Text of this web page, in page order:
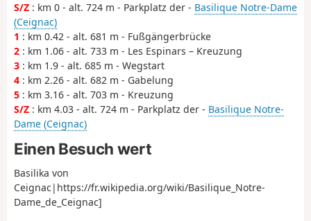
S/Z : km 0 - alt. 724 m - Parkplatz der - Basilique Notre-Dame
(Ceignac)
1 : km 0.42 - alt. 681 m - Fußgängerbrücke
2 : km 1.06 - alt. 733 m - Les Espinars – Kreuzung
3 : km 1.9 - alt. 685 m - Wegstart
4 : km 2.26 - alt. 682 m - Gabelung
5 : km 3.16 - alt. 703 m - Kreuzung
S/Z : km 4.03 - alt. 724 m - Parkplatz der - Basilique Notre-
Dame (Ceignac)
Einen Besuch wert
Basilika von
Ceignac|https://fr.wikipedia.org/wiki/Basilique_Notre-
Dame_de_Ceignac]